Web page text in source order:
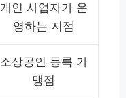
개인 사업자가 운
영하는 지점
소상공인 등록 가
맹점